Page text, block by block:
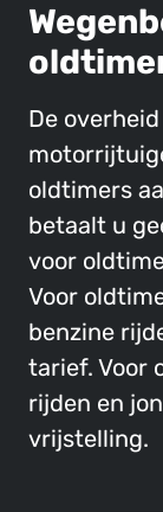
De
oldtimers
betaalt u
voor
Voor
benzine
tarief. Voor
rijden en
vrijstelling.